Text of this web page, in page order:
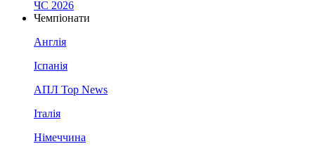
ЧС 2026
Чемпіонати
Англія
Іспанія
АПЛ Top News
Італія
Німеччина